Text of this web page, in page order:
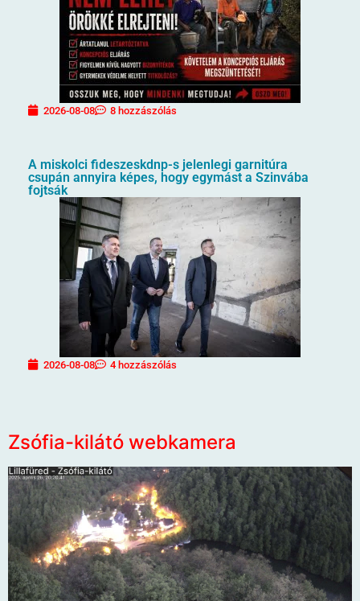
2026-08-08 8 hozzászólás
A miskolci fideszeskdnp-s jelenlegi garnitúra
csupán annyira képes, hogy egymást a Szinvába
fojtsák
2026-08-08 4 hozzászólás
Zsófia-kilátó webkamera